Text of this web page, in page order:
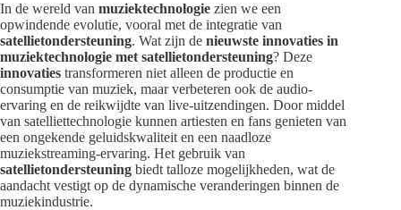
In de wereld van muziektechnologie zien we een
opwindende evolutie, vooral met de integratie van
satellietondersteuning. Wat zijn de nieuwste innovaties in
muziektechnologie met satellietondersteuning? Deze
innovaties transformeren niet alleen de productie en
consumptie van muziek, maar verbeteren ook de audio-
ervaring en de reikwijdte van live-uitzendingen. Door middel
van satelliettechnologie kunnen artiesten en fans genieten van
een ongekende geluidskwaliteit en een naadloze
muziekstreaming-ervaring. Het gebruik van
satellietondersteuning biedt talloze mogelijkheden, wat de
aandacht vestigt op de dynamische veranderingen binnen de
muziekindustrie.